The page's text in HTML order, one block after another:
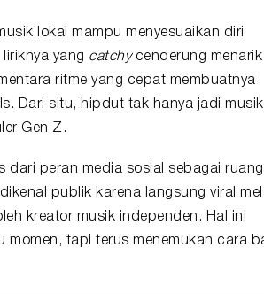
lokal mampu menyesuaikan diri
yang catchycenderung menarik
ritme yang cepat membuatnya
Dari situ, hipdut tak hanya jadi musik
Gen Z.
dari peran media sosial sebagai ruang
publik karena langsung viral
kreator musik independen. Hal ini
tapi terus menemukan cara